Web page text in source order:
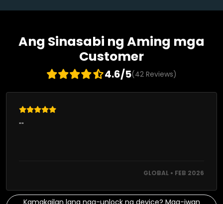
Ang Sinasabi ng Aming mga
Customer
4.6/5(42 Reviews)
""
GLOBAL • FEB 2026
Kamakailan lang nag-unlock ng device? Mag-iwan